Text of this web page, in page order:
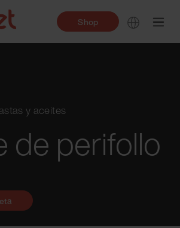
Shop
y aceites
de perifollo